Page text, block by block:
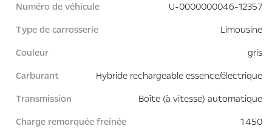
Numéro de véhicule
U-0000000046-12357
Type de carrosserie
Limousine
Couleur
gris
Carburant
Hybride rechargeable essence/électrique
Transmission
Boîte (à vitesse) automatique
Charge remorquée freinée
1 450